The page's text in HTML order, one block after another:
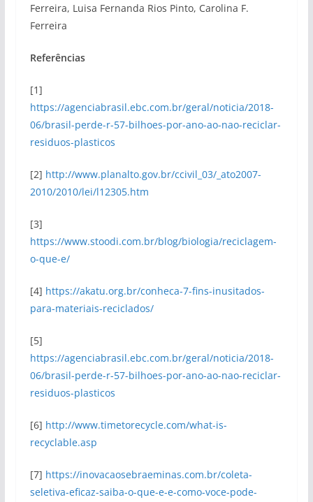
Ferreira, Luisa Fernanda Rios Pinto, Carolina F.
Ferreira
Referências
[1]
https://agenciabrasil.ebc.com.br/geral/noticia/2018-
06/brasil-perde-r-57-bilhoes-por-ano-ao-nao-reciclar-
residuos-plasticos
[2] http://www.planalto.gov.br/ccivil_03/_ato2007-
2010/2010/lei/l12305.htm
[3]
https://www.stoodi.com.br/blog/biologia/reciclagem-
o-que-e/
[4] https://akatu.org.br/conheca-7-fins-inusitados-
para-materiais-reciclados/
[5]
https://agenciabrasil.ebc.com.br/geral/noticia/2018-
06/brasil-perde-r-57-bilhoes-por-ano-ao-nao-reciclar-
residuos-plasticos
[6] http://www.timetorecycle.com/what-is-
recyclable.asp
[7] https://inovacaosebraeminas.com.br/coleta-
seletiva-eficaz-saiba-o-que-e-e-como-voce-pode-